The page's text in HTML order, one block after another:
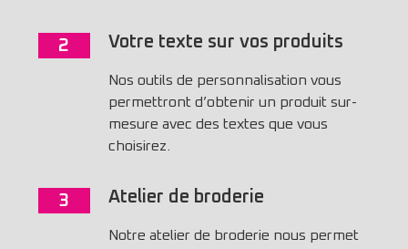
2 Votre texte sur vos produits
Nos outils de personnalisation vous
permettront d’obtenir un produit sur-
mesure avec des textes que vous
choisirez.
3 Atelier de broderie
Notre atelier de broderie nous permet